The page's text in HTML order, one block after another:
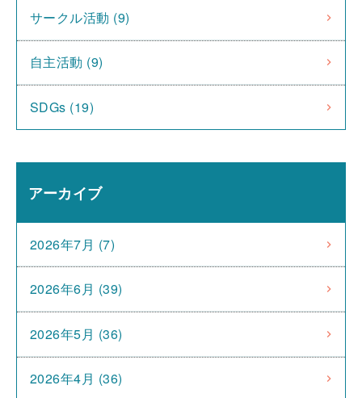
サークル活動 (9)
自主活動 (9)
SDGs (19)
アーカイブ
2026年7月 (7)
2026年6月 (39)
2026年5月 (36)
2026年4月 (36)